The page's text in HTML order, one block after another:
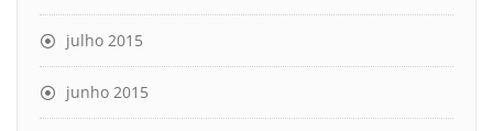
julho 2015
junho 2015